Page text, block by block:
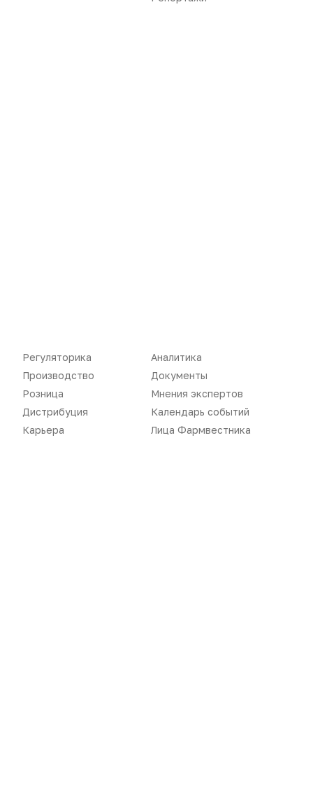
Документы
Бизнес
Аптекарь
Реклама в газете
Реклама на сайте
Контакты
Регуляторика
Производство
Розница
Дистрибуция
Карьера
Аналитика
Документы
Мнения экспертов
Календарь событий
Лица Фармвестника